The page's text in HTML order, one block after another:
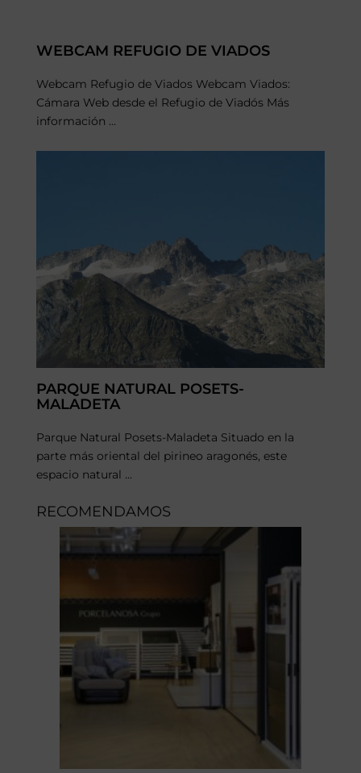
WEBCAM REFUGIO DE VIADOS
Webcam Refugio de Viados Webcam Viados:
Cámara Web desde el Refugio de Viadós Más
información ...
PARQUE NATURAL POSETS-
MALADETA
Parque Natural Posets-Maladeta Situado en la
parte más oriental del pirineo aragonés, este
espacio natural ...
RECOMENDAMOS